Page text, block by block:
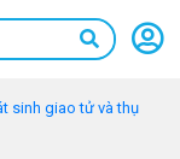
sinh giao tử và thụ